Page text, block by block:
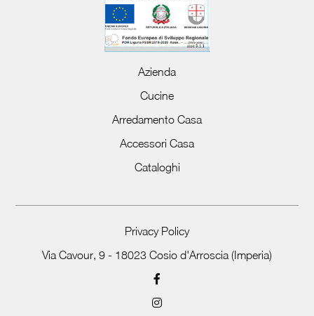
Azienda
Cucine
Arredamento Casa
Accessori Casa
Cataloghi
Privacy Policy
Via Cavour, 9 - 18023 Cosio d'Arroscia (Imperia)